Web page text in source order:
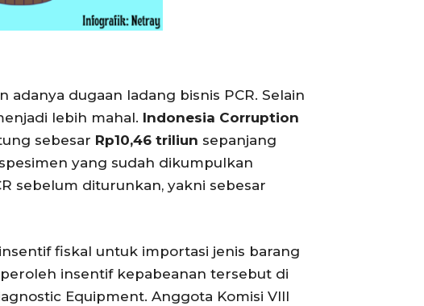
dugaan ladang bisnis PCR. Selain
lebih mahal. Indonesia Corruption
sebesar Rp10,46 triliun sepanjang
yang sudah dikumpulkan
sebelum diturunkan, yakni sebesar
fiskal untuk importasi jenis barang
insentif kepabeanan tersebut di
Equipment. Anggota Komisi VIII